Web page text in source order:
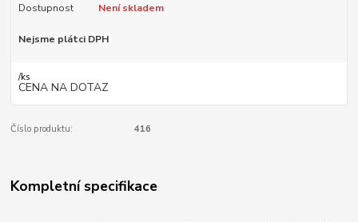
Dostupnost Není skladem
Nejsme plátci DPH
/ks
CENA NA DOTAZ
Číslo produktu: 416
Kompletní specifikace